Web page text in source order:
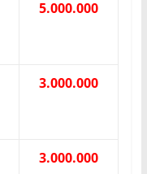
5.000.000
3.000.000
3.000.000